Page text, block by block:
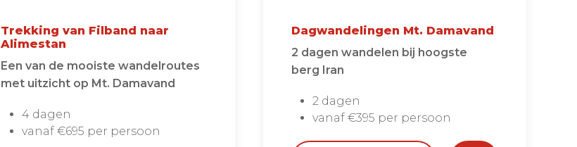
Trekking van Filband naar
Alimestan
Een van de mooiste wandelroutes
met uitzicht op Mt. Damavand
4 dagen
vanaf €695 per persoon
Dagwandelingen Mt. Damavand
2 dagen wandelen bij hoogste
berg Iran
2 dagen
vanaf €395 per persoon